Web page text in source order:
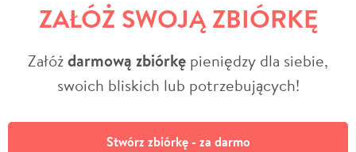
ZAŁÓŻ SWOJĄ ZBIÓRKĘ
Załóżdarmową zbiórkę pieniędzy dla siebie,
swoich bliskich lub potrzebujących!
Stwórz zbiórkę - za darmo